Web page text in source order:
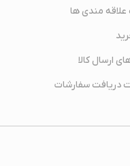
مندی ها
ارسال کالا
دریافت سفارشات